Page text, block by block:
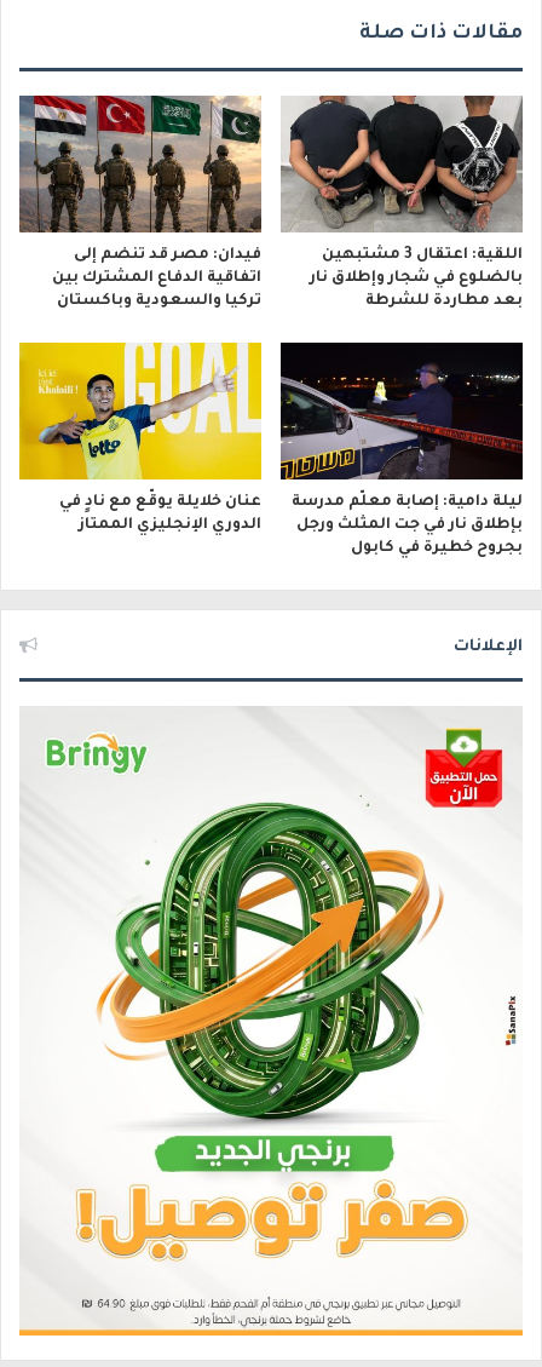
مقالات ذات صلة
اللقية: اعتقال 3 مشتبهين
بالضلوع في شجار وإطلاق نار
بعد مطاردة للشرطة
فيدان: مصر قد تنضم إلى
اتفاقية الدفاع المشترك بين
تركيا والسعودية وباكستان
ليلة دامية: إصابة معلّم مدرسة
بإطلاق نار في جت المثلث ورجل
بجروح خطيرة في كابول
عنان خلايلة يوقّع مع نادٍ في
الدوري الإنجليزي الممتاز
الإعلانات